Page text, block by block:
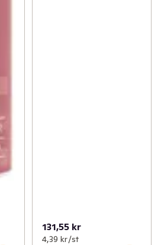
131,55 kr
4,39 kr /st